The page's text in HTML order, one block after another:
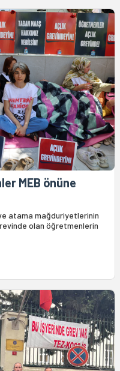
MEB önüne
atama mağduriyetlerinin
olan öğretmenlerin